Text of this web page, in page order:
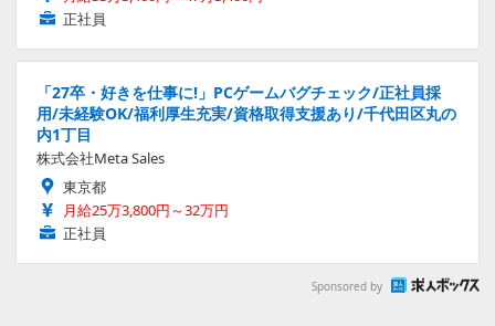
正社員
「27卒・好きを仕事に!」PCゲームバグチェック/正社員採
用/未経験OK/福利厚生充実/資格取得支援あり/千代田区丸の
内1丁目
株式会社Meta Sales
東京都
月給25万3,800円～32万円
正社員
Sponsored by